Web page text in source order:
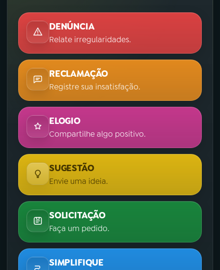
DENÚNCIA
Relate irregularidades.
RECLAMAÇÃO
Registre sua insatisfação.
ELOGIO
Compartilhe algo positivo.
SUGESTÃO
Envie uma ideia.
SOLICITAÇÃO
Faça um pedido.
SIMPLIFIQUE